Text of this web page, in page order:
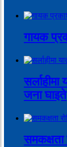
गायक
जना घाइते
समकक्षता